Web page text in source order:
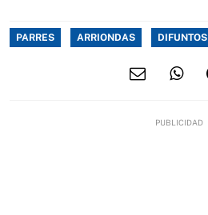
PARRES ARRIONDAS DIFUNTOS